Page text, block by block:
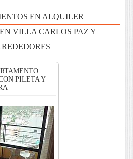
EN ALQUILER
VILLA CARLOS PAZ Y
PILETA Y